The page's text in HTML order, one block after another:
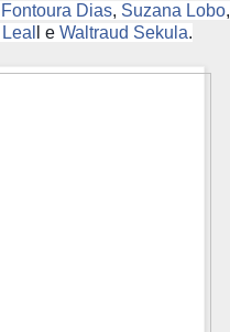
Dias, Suzana Lobo,
l e Waltraud Sekula.